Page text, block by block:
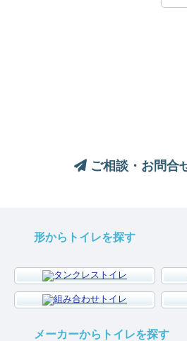
ご相談・お問合
形からトイレを探す
メーカーからトイレを探す